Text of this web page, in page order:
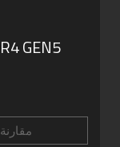
GEN5
مقارنة